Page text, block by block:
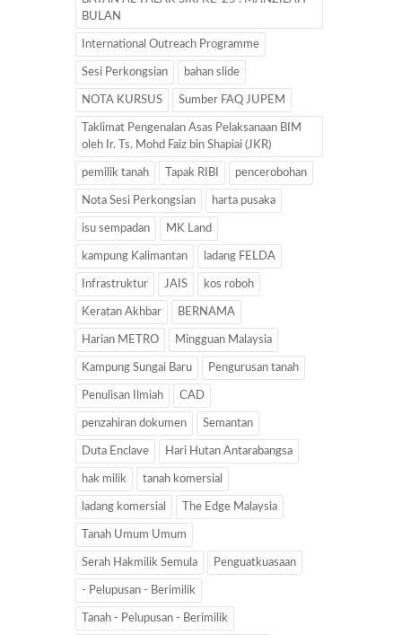
BULAN
International Outreach Programme
Sesi Perkongsian bahan slide
NOTA KURSUS Sumber FAQ JUPEM
Taklimat Pengenalan Asas Pelaksanaan BIM
oleh Ir. Ts. Mohd Faiz bin Shapiai (JKR)
pemilik tanah Tapak RIBI pencerobohan
Nota Sesi Perkongsian harta pusaka
isu sempadan MK Land
kampung Kalimantan ladang FELDA
Infrastruktur JAIS kos roboh
Keratan Akhbar BERNAMA
Harian METRO Mingguan Malaysia
Kampung Sungai Baru Pengurusan tanah
Penulisan Ilmiah CAD
penzahiran dokumen Semantan
Duta Enclave Hari Hutan Antarabangsa
hak milik tanah komersial
ladang komersial The Edge Malaysia
Tanah Umum Umum
Serah Hakmilik Semula Penguatkuasaan
- Pelupusan - Berimilik
Tanah - Pelupusan - Berimilik